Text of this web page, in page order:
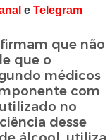
eTelegram
que não
que o
médicos
com
no
desse